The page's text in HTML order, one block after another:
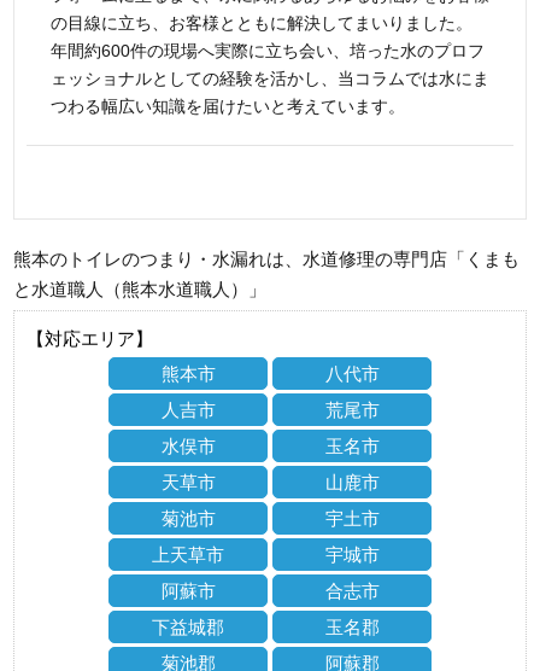
の目線に立ち、お客様とともに解決してまいりました。
年間約600件の現場へ実際に立ち会い、培った水のプロフ
ェッショナルとしての経験を活かし、当コラムでは水にま
つわる幅広い知識を届けたいと考えています。
熊本のトイレのつまり・水漏れは、水道修理の専門店「くまも
と水道職人（熊本水道職人）」
【対応エリア】
熊本市
八代市
人吉市
荒尾市
水俣市
玉名市
天草市
山鹿市
菊池市
宇土市
上天草市
宇城市
阿蘇市
合志市
下益城郡
玉名郡
菊池郡
阿蘇郡